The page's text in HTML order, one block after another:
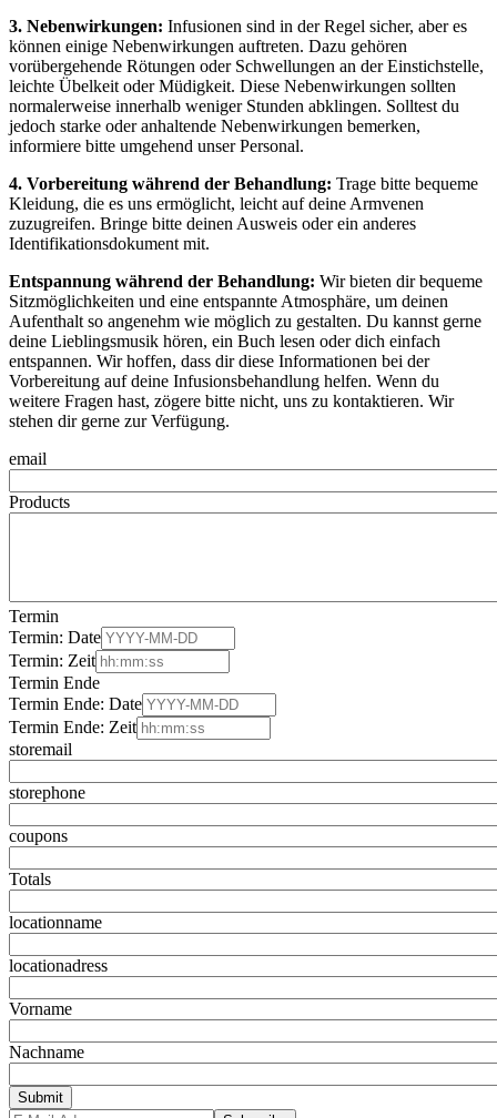
3. Nebenwirkungen: Infusionen sind in der Regel sicher, aber es
können einige Nebenwirkungen auftreten. Dazu gehören
vorübergehende Rötungen oder Schwellungen an der Einstichstelle,
leichte Übelkeit oder Müdigkeit. Diese Nebenwirkungen sollten
normalerweise innerhalb weniger Stunden abklingen. Solltest du
jedoch starke oder anhaltende Nebenwirkungen bemerken,
informiere bitte umgehend unser Personal.
4. Vorbereitung während der Behandlung: Trage bitte bequeme
Kleidung, die es uns ermöglicht, leicht auf deine Armvenen
zuzugreifen. Bringe bitte deinen Ausweis oder ein anderes
Identifikationsdokument mit.
Entspannung während der Behandlung: Wir bieten dir bequeme
Sitzmöglichkeiten und eine entspannte Atmosphäre, um deinen
Aufenthalt so angenehm wie möglich zu gestalten. Du kannst gerne
deine Lieblingsmusik hören, ein Buch lesen oder dich einfach
entspannen. Wir hoffen, dass dir diese Informationen bei der
Vorbereitung auf deine Infusionsbehandlung helfen. Wenn du
weitere Fragen hast, zögere bitte nicht, uns zu kontaktieren. Wir
stehen dir gerne zur Verfügung.
email
Products
Termin
Termin: Date
Termin: Zeit
Termin Ende
Termin Ende: Date
Termin Ende: Zeit
storemail
storephone
coupons
Totals
locationname
locationadress
Vorname
Nachname